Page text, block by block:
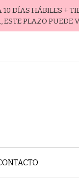
DÍAS HÁBILES +
ESTE PLAZO PUEDE